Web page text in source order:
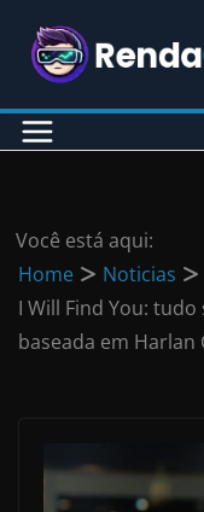
para
conteúdo
Você está aqui:
Home
Noticias
I Will Find You:
baseada em Harlan